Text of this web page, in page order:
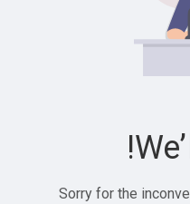
Sorry for the